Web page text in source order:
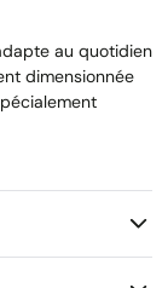
au quotidien
dimensionnée